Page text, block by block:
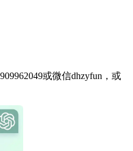
或微信dhzyfun，或